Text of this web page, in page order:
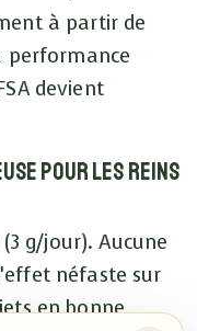
à partir de
performance
devient
pour les reins
g/jour). Aucune
néfaste sur
en bonne